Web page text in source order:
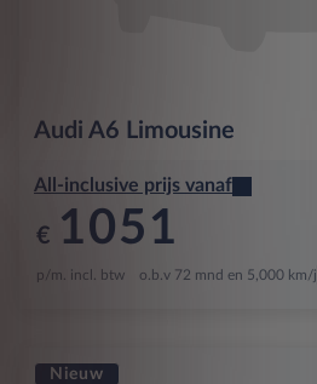
Audi A6 Limousine
All-inclusive prijs vanaf
€ 1051
p/m. incl. btw o.b.v 72 mnd en 5,000 km/j
Nieuw